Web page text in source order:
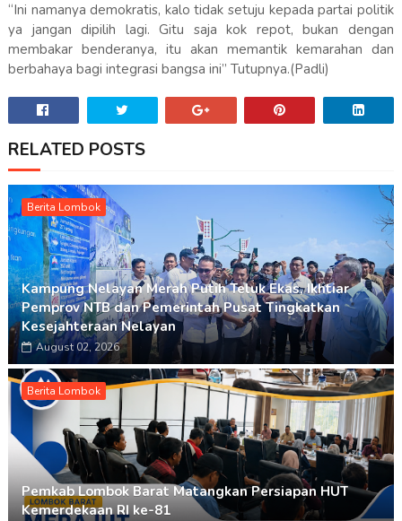
“Ini namanya demokratis, kalo tidak setuju kepada partai politik
ya jangan dipilih lagi. Gitu saja kok repot, bukan dengan
membakar benderanya, itu akan memantik kemarahan dan
berbahaya bagi integrasi bangsa ini” Tutupnya.(Padli)
RELATED POSTS
Berita Lombok
Kampung Nelayan Merah Putih Teluk Ekas, Ikhtiar
Pemprov NTB dan Pemerintah Pusat Tingkatkan
Kesejahteraan Nelayan
August 02, 2026
Berita Lombok
Pemkab Lombok Barat Matangkan Persiapan HUT
Kemerdekaan RI ke-81